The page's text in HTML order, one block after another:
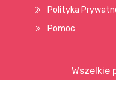
Polityka
Pomoc
Wszelkie